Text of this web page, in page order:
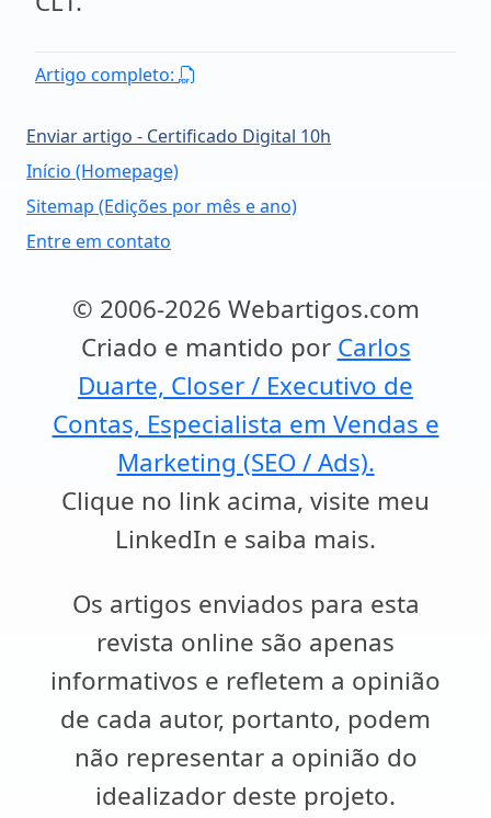
Artigo completo:
Enviar artigo - Certificado Digital 10h
Início (Homepage)
Sitemap (Edições por mês e ano)
Entre em contato
© 2006-2026 Webartigos.com
Criado e mantido por Carlos
Duarte, Closer / Executivo de
Contas, Especialista em Vendas e
Marketing (SEO / Ads).
Clique no link acima, visite meu
LinkedIn e saiba mais.
Os artigos enviados para esta
revista online são apenas
informativos e refletem a opinião
de cada autor, portanto, podem
não representar a opinião do
idealizador deste projeto.